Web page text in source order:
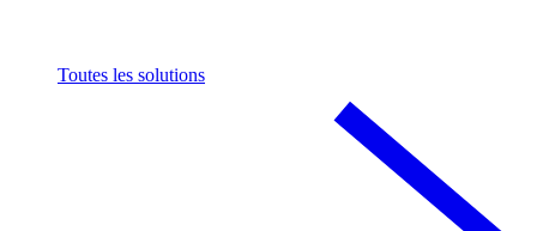
Toutes les solutions